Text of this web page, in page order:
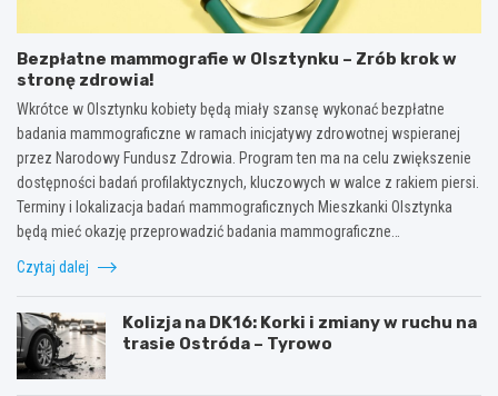
Bezpłatne mammografie w Olsztynku – Zrób krok w
stronę zdrowia!
Wkrótce w Olsztynku kobiety będą miały szansę wykonać bezpłatne
badania mammograficzne w ramach inicjatywy zdrowotnej wspieranej
przez Narodowy Fundusz Zdrowia. Program ten ma na celu zwiększenie
dostępności badań profilaktycznych, kluczowych w walce z rakiem piersi.
Terminy i lokalizacja badań mammograficznych Mieszkanki Olsztynka
będą mieć okazję przeprowadzić badania mammograficzne…
Czytaj dalej
Kolizja na DK16: Korki i zmiany w ruchu na
trasie Ostróda – Tyrowo